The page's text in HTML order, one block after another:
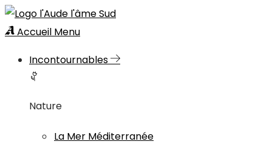
Accueil Menu
Incontournables
Nature
La Mer Méditerranée